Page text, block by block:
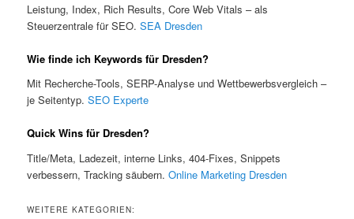
Leistung, Index, Rich Results, Core Web Vitals – als
Steuerzentrale für SEO.SEA Dresden
Wie finde ich Keywords für Dresden?
Mit Recherche-Tools, SERP-Analyse und Wettbewerbsvergleich –
je Seitentyp.SEO Experte
Quick Wins für Dresden?
Title/Meta, Ladezeit, interne Links, 404-Fixes, Snippets
verbessern, Tracking säubern.Online Marketing Dresden
WEITERE KATEGORIEN: